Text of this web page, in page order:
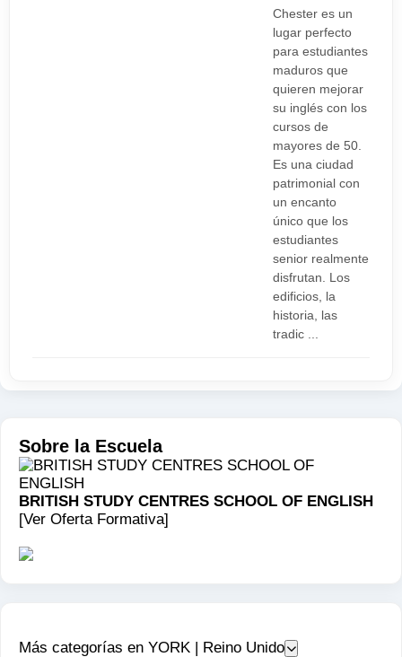
Chester es un
lugar perfecto
para estudiantes
maduros que
quieren mejorar
su inglés con los
cursos de
mayores de 50.
Es una ciudad
patrimonial con
un encanto
único que los
estudiantes
senior realmente
disfrutan. Los
edificios, la
historia, las
tradic ...
Sobre la Escuela
BRITISH STUDY CENTRES SCHOOL OF ENGLISH
[Ver Oferta Formativa]
Más categorías en YORK | Reino Unido